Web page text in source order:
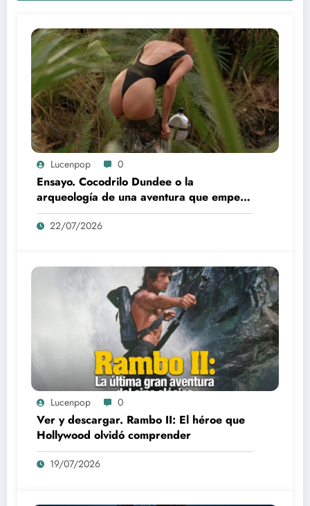
Lucenpop 0
Ensayo. Cocodrilo Dundee o la
arqueología de una aventura que empezó
como una rareza y terminó convertida en
reliquia
22/07/2026
Lucenpop 0
Ver y descargar. Rambo II: El héroe que
Hollywood olvidó comprender
19/07/2026